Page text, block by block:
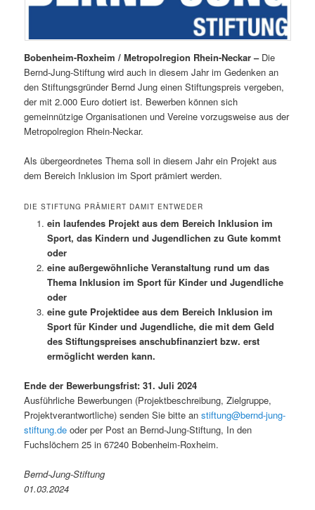
Bobenheim-Roxheim / Metropolregion Rhein-Neckar –Die
Bernd-Jung-Stiftung wird auch in diesem Jahr im Gedenken an
den Stiftungsgründer Bernd Jung einen Stiftungspreis vergeben,
der mit 2.000 Euro dotiert ist. Bewerben können sich
gemeinnützige Organisationen und Vereine vorzugsweise aus der
Metropolregion Rhein-Neckar.
Als übergeordnetes Thema soll in diesem Jahr ein Projekt aus
dem Bereich Inklusion im Sport prämiert werden.
DIE STIFTUNG PRÄMIERT DAMIT ENTWEDER
ein laufendes Projekt aus dem Bereich Inklusion im
Sport, das Kindern und Jugendlichen zu Gute kommt
oder
eine außergewöhnliche Veranstaltung rund um das
Thema Inklusion im Sport für Kinder und Jugendliche
oder
eine gute Projektidee aus dem Bereich Inklusion im
Sport für Kinder und Jugendliche, die mit dem Geld
des Stiftungspreises anschubfinanziert bzw. erst
ermöglicht werden kann.
Ende der Bewerbungsfrist: 31. Juli 2024
Ausführliche Bewerbungen (Projektbeschreibung, Zielgruppe,
Projektverantwortliche) senden Sie bitte anstiftung@bernd-jung-
stiftung.de oder per Post an Bernd-Jung-Stiftung, In den
Fuchslöchern 25 in 67240 Bobenheim-Roxheim.
Bernd-Jung-Stiftung
01.03.2024